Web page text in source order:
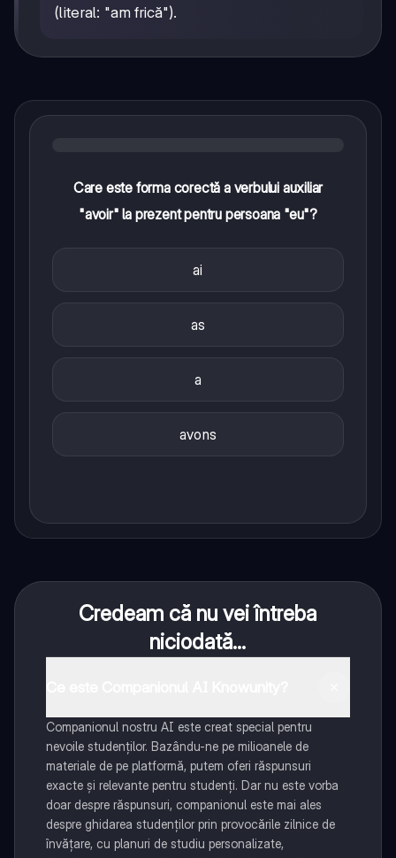
(literal: "am frică").
Care este forma corectă a verbului auxiliar
"avoir" la prezent pentru persoana "eu"?
ai
as
a
avons
Credeam că nu vei întreba
niciodată...
Companionul nostru AI este creat special pentru
nevoile studenților. Bazându-ne pe milioanele de
materiale de pe platformă, putem oferi răspunsuri
exacte și relevante pentru studenți. Dar nu este vorba
doar despre răspunsuri, companionul este mai ales
despre ghidarea studenților prin provocările zilnice de
învățare, cu planuri de studiu personalizate,